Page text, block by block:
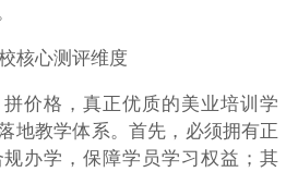
核心测评维度
价格，真正优质的美业培训学
地教学体系。首先，必须拥有正
办学，保障学员学习权益；其